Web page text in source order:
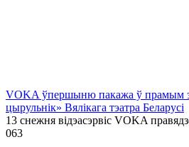
VOKA ўпершыню пакажа ў прамым
цырульнік» Вялікага тэатра Беларусі
13 снежня відэасэрвіс VOKA
063